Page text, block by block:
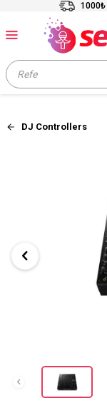
1000₺
DJ Controllers